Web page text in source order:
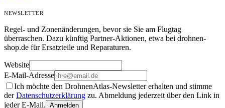
NEWSLETTER
Regel- und Zonenänderungen, bevor sie Sie am Flugtag
überraschen. Dazu künftig Partner-Aktionen, etwa bei drohnen-
shop.de für Ersatzteile und Reparaturen.
Website
E-Mail-Adresse
Ich möchte den DrohnenAtlas-Newsletter erhalten und stimme
der Datenschutzerklärung zu. Abmeldung jederzeit über den Link in
jeder E-Mail. Anmelden